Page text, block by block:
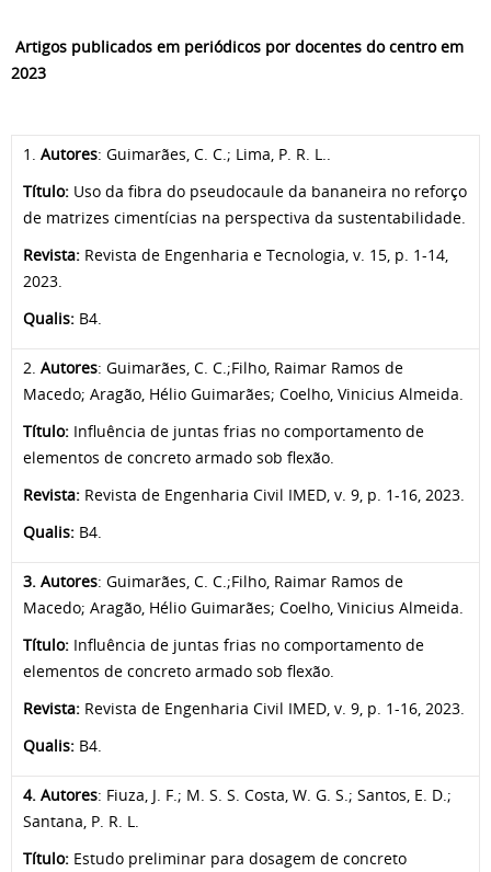
Artigos publicados em periódicos por docentes do centro em
2023
1. Autores: Guimarães, C. C.; Lima, P. R. L..
Título: Uso da fibra do pseudocaule da bananeira no reforço
de matrizes cimentícias na perspectiva da sustentabilidade.
Revista: Revista de Engenharia e Tecnologia, v. 15, p. 1-14,
2023.
Qualis: B4.
2. Autores: Guimarães, C. C.;Filho, Raimar Ramos de
Macedo; Aragão, Hélio Guimarães; Coelho, Vinicius Almeida.
Título: Influência de juntas frias no comportamento de
elementos de concreto armado sob flexão.
Revista: Revista de Engenharia Civil IMED, v. 9, p. 1-16, 2023.
Qualis: B4.
3. Autores: Guimarães, C. C.;Filho, Raimar Ramos de
Macedo; Aragão, Hélio Guimarães; Coelho, Vinicius Almeida.
Título: Influência de juntas frias no comportamento de
elementos de concreto armado sob flexão.
Revista: Revista de Engenharia Civil IMED, v. 9, p. 1-16, 2023.
Qualis: B4.
4. Autores: Fiuza, J. F.; M. S. S. Costa, W. G. S.; Santos, E. D.;
Santana, P. R. L.
Título: Estudo preliminar para dosagem de concreto